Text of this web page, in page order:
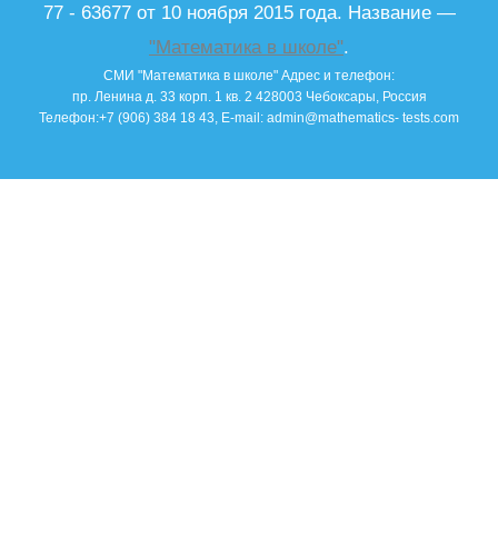
77 - 63677 от 10 ноября 2015 года. Название —
"Математика в школе".
СМИ "Математика в школе" Адрес и телефон:
пр. Ленина д. 33 корп. 1 кв. 2 428003 Чебоксары, Россия
Телефон:+7 (906) 384 18 43, E-mail: admin@mathematics- tests.com